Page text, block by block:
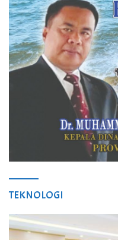
TEKNOLOGI